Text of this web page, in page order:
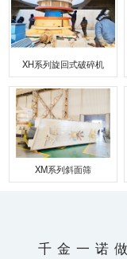
XH系列旋回式破碎机
XM系列斜面筛
千金一诺